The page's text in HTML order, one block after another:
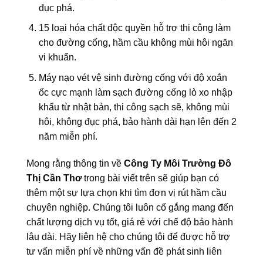
đục phá.
15 loại hóa chất độc quyền hỗ trợ thi công làm
cho đường cống, hầm cầu không mùi hôi ngăn
vi khuẩn.
Máy nạo vét vệ sinh đường cống với độ xoắn
ốc cực mạnh làm sạch đường cống lò xo nhập
khẩu từ nhật bản, thi công sạch sẽ, không mùi
hôi, không đục phá, bảo hành dài hạn lên đến 2
năm miễn phí.
Mong rằng thông tin về Công Ty Môi Trường Đô
Thị Cần Thơtrong bài viết trên sẽ giúp bạn có
thêm một sự lựa chọn khi tìm đơn vị rút hầm cầu
chuyên nghiệp. Chúng tôi luôn cố gắng mang đến
chất lượng dịch vụ tốt, giá rẻ với chế độ bảo hành
lâu dài. Hãy liên hệ cho chúng tôi để được hỗ trợ
tư vấn miễn phí về những vấn đề phát sinh liên